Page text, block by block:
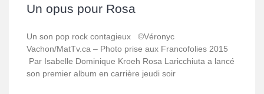
Un opus pour Rosa
Un son pop rock contagieux ©Véronyc
Vachon/MatTv.ca – Photo prise aux Francofolies 2015
Par Isabelle Dominique Kroeh Rosa Laricchiuta a lancé
son premier album en carrière jeudi soir